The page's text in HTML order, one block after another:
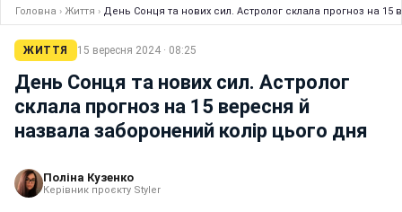
Головна › Життя › День Сонця та нових сил. Астролог склала прогноз на
ЖИТТЯ 15 вересня 2024 · 08:25
День Сонця та нових сил. Астролог
склала прогноз на 15 вересня й
назвала заборонений колір цього дня
Поліна Кузенко
Керівник проєкту Styler